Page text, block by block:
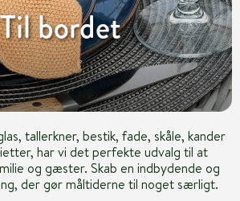
Til bordet
tallerkner, bestik, fade, skåle, kander
har vi det perfekte udvalg til at
og gæster. Skab en indbydende og
der gør måltiderne til noget særligt.